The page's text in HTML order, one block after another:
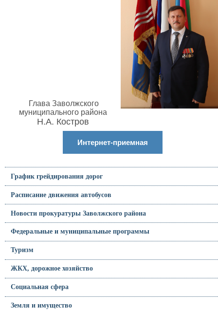
Глава Заволжского
муниципального района
Н.А. Костров
Интернет-приемная
График грейдирования дорог
Расписание движения автобусов
Новости прокуратуры Заволжского района
Федеральные и муниципальные программы
Туризм
ЖКХ, дорожное хозяйство
Социальная сфера
Земля и имущество